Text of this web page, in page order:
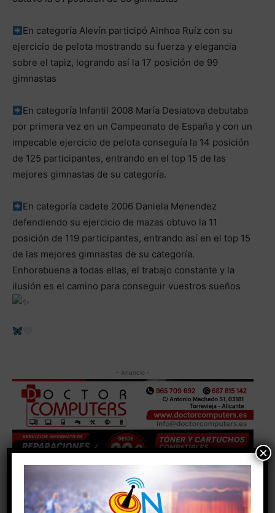
En categoría Alevín participó Ainhoa Ruíz con su
ejercicio de pelota mostrando su fuerza y elegancia
sobre el tapiz, logrando así la 17 posición de 99
gimnastas
En categoría Infantil 2008 María Desiatova debutaba
por primera vez en un Campeonato de España y con un
impecable ejercicio de pelota conseguía la 14 posición
de 125 participantes, entrando en el top 15 de las
mejores gimnastas de su categoría.
En categoría cadete 2006 Daniela Menendez
defendiendo su ejercicio de mazas obtuvo la 11
posición de 119 participantes, entrando así en el top 15
de las mejores gimnastas de su categoría.
Enhorabuena a todas ellas, el trabajo constante y la
ilusión es el camino para conseguir vuestros sueños
- Anuncio -
×